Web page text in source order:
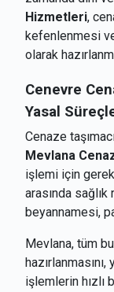
Hizmetleri,
kefenlenmesi
olarak
Cenevre
Yasal
Cenaze
Mevlana
işlemi için
arasında
beyannamesi,
Mevlana, tüm
işlemlerin hızlı